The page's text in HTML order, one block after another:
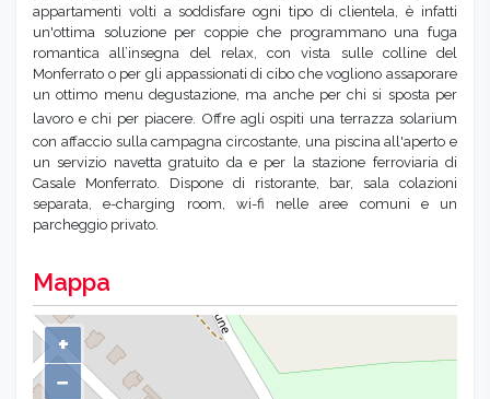
appartamenti volti a soddisfare ogni tipo di clientela, è infatti
un'ottima soluzione per coppie che programmano una fuga
romantica all’insegna del relax, con vista sulle colline del
Monferrato o per gli appassionati di cibo che vogliono assaporare
un ottimo menu degustazione, ma anche per chi si sposta per
lavoro e chi per piacere. Offre agli ospiti una terrazza solarium
con affaccio sulla campagna circostante, una piscina all'aperto e
un servizio navetta gratuito da e per la stazione ferroviaria di
Casale Monferrato. Dispone di ristorante, bar, sala colazioni
separata, e-charging room, wi-fi nelle aree comuni e un
parcheggio privato.
Mappa
+
−